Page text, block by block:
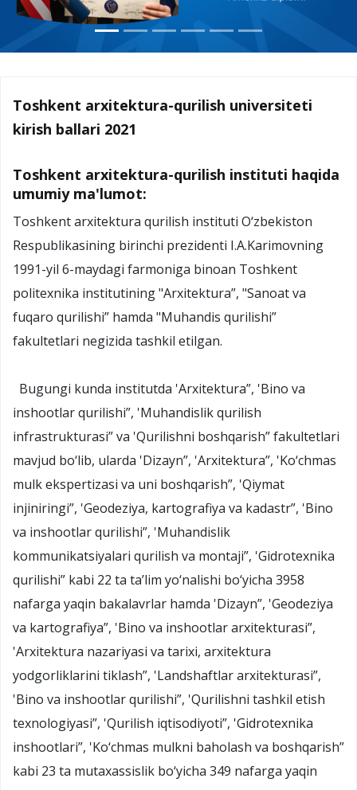
Toshkent arxitektura-qurilish universiteti
kirish ballari 2021
Toshkent arxitektura-qurilish instituti haqida
umumiy ma'lumot:
Toshkent arxitektura qurilish instituti O‘zbekiston
Respublikasining birinchi prezidenti I.A.Karimovning
1991-yil 6-maydagi farmoniga binoan Toshkent
politexnika institutining "Arxitektura”, "Sanoat va
fuqaro qurilishi” hamda "Muhandis qurilishi”
fakultetlari negizida tashkil etilgan.
Bugungi kunda institutda 'Arxitektura”, 'Bino va
inshootlar qurilishi”, 'Muhandislik qurilish
infrastrukturasi” va 'Qurilishni boshqarish” fakultetlari
mavjud bo‘lib, ularda 'Dizayn”, 'Arxitektura”, 'Ko‘chmas
mulk ekspertizasi va uni boshqarish”, 'Qiymat
injiniringi”, 'Geodeziya, kartografiya va kadastr”, 'Bino
va inshootlar qurilishi”, 'Muhandislik
kommunikatsiyalari qurilish va montaji”, 'Gidrotexnika
qurilishi” kabi 22 ta ta’lim yo‘nalishi bo‘yicha 3958
nafarga yaqin bakalavrlar hamda 'Dizayn”, 'Geodeziya
va kartografiya”, 'Bino va inshootlar arxitekturasi”,
'Arxitektura nazariyasi va tarixi, arxitektura
yodgorliklarini tiklash”, 'Landshaftlar arxitekturasi”,
'Bino va inshootlar qurilishi”, 'Qurilishni tashkil etish
texnologiyasi”, 'Qurilish iqtisodiyoti”, 'Gidrotexnika
inshootlari”, 'Ko‘chmas mulkni baholash va boshqarish”
kabi 23 ta mutaxassislik bo‘yicha 349 nafarga yaqin